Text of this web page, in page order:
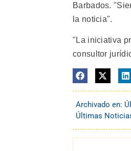
Barbados.
la noticia".
"La iniciativa
consultor
Archivado en:
Últimas